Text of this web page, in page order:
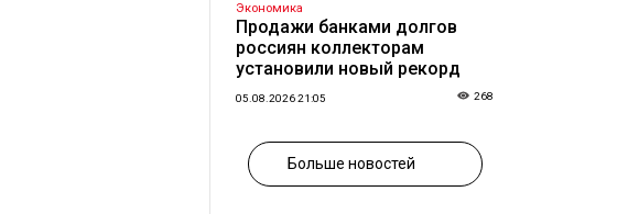
Экономика
Продажи банками долгов
россиян коллекторам
установили новый рекорд
05.08.2026 21:05 268
Больше новостей